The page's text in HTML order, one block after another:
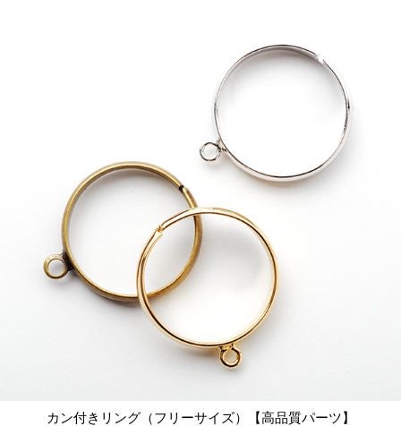
カン付きリング（フリーサイズ）【高品質パーツ】